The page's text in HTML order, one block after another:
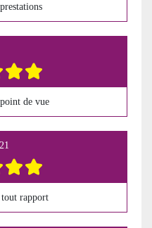
de vue
rapport